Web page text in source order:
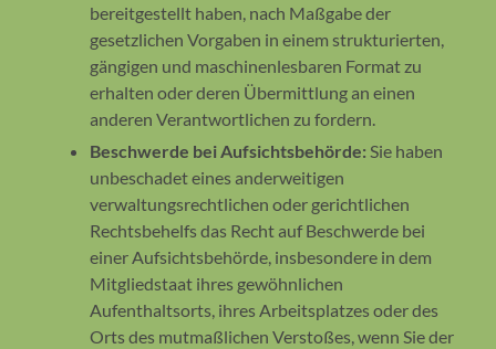
bereitgestellt haben, nach Maßgabe der
gesetzlichen Vorgaben in einem strukturierten,
gängigen und maschinenlesbaren Format zu
erhalten oder deren Übermittlung an einen
anderen Verantwortlichen zu fordern.
Beschwerde bei Aufsichtsbehörde: Sie haben
unbeschadet eines anderweitigen
verwaltungsrechtlichen oder gerichtlichen
Rechtsbehelfs das Recht auf Beschwerde bei
einer Aufsichtsbehörde, insbesondere in dem
Mitgliedstaat ihres gewöhnlichen
Aufenthaltsorts, ihres Arbeitsplatzes oder des
Orts des mutmaßlichen Verstoßes, wenn Sie der